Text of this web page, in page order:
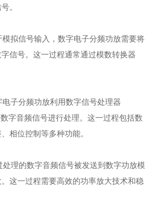
。
拟信号输入，数字电子分频功放需要将
信号。这一过程通常通过模数转换器
子分频功放利用数字信号处理器
字音频信号进行处理。这一过程包括数
相位控制等多种功能。
理的数字音频信号被发送到数字功放模
这一过程需要高效的功率放大技术和稳